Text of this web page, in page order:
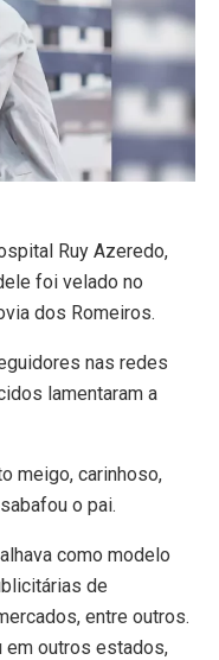
Ruy Azeredo,
foi velado no
dos Romeiros.
nas redes
lamentaram a
meigo, carinhoso,
o pai.
como modelo
de
entre outros.
em outros estados,